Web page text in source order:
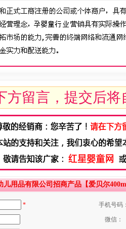
方留言，提交后
儿用品有限公司招商产品【爱贝尔
* 手机号码：
微信：